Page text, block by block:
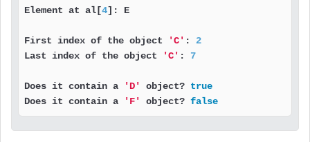
Element at al[4]: E
First index of the object 'C' : 2
Last index of the object
'C' : 7
Does it contain a 'D' object? true
Does it contain a
'F' object? false